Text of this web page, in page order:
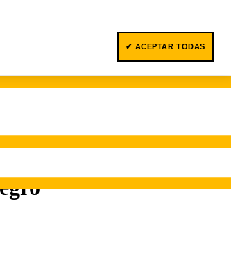
✔ ACEPTAR TODAS